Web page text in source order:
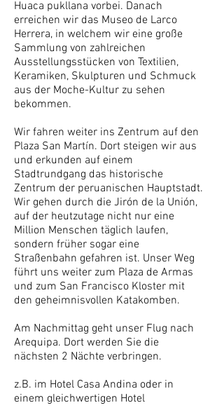
Huaca pukllana vorbei. Danach
erreichen wir das Museo de Larco
Herrera, in welchem wir eine große
Sammlung von zahlreichen
Ausstellungsstücken von Textilien,
Keramiken, Skulpturen und Schmuck
aus der Moche-Kultur zu sehen
bekommen.
Wir fahren weiter ins Zentrum auf den
Plaza San Martín. Dort steigen wir aus
und erkunden auf einem
Stadtrundgang das historische
Zentrum der peruanischen Hauptstadt.
Wir gehen durch die Jirón de la Unión,
auf der heutzutage nicht nur eine
Million Menschen täglich laufen,
sondern früher sogar eine
Straßenbahn gefahren ist. Unser Weg
führt uns weiter zum Plaza de Armas
und zum San Francisco Kloster mit
den geheimnisvollen Katakomben.
Am Nachmittag geht unser Flug nach
Arequipa. Dort werden Sie die
nächsten 2 Nächte verbringen.
z.B. im Hotel Casa Andina oder in
einem gleichwertigen Hotel